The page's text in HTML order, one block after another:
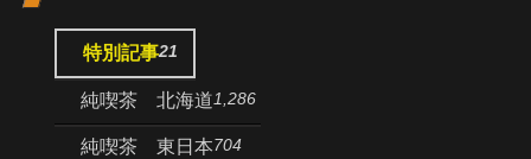
特別記事21
純喫茶 北海道1,286
純喫茶 東日本704